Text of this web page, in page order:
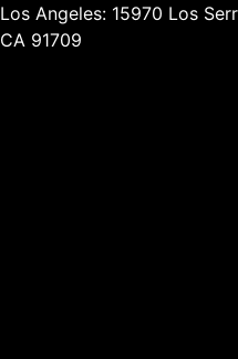
Los Angeles: 15970 Los
CA 91709